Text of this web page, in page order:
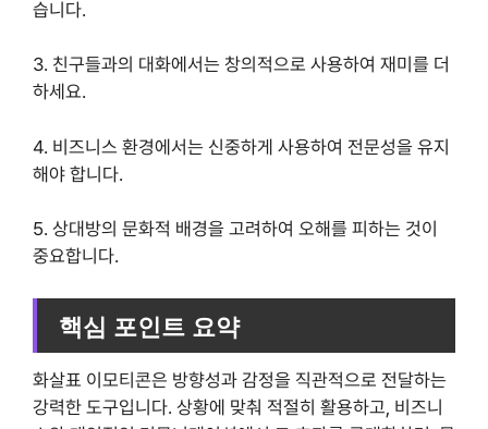
습니다.
3. 친구들과의 대화에서는 창의적으로 사용하여 재미를 더
하세요.
4. 비즈니스 환경에서는 신중하게 사용하여 전문성을 유지
해야 합니다.
5. 상대방의 문화적 배경을 고려하여 오해를 피하는 것이
중요합니다.
핵심 포인트 요약
화살표 이모티콘은 방향성과 감정을 직관적으로 전달하는
강력한 도구입니다. 상황에 맞춰 적절히 활용하고, 비즈니